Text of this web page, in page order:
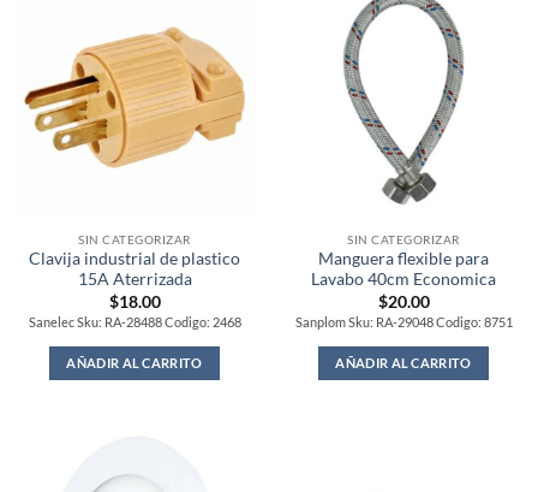
SIN CATEGORIZAR
Clavija industrial de plastico
15A Aterrizada
$18.00
Sanelec Sku: RA-28488 Codigo: 2468
AÑADIR AL CARRITO
SIN CATEGORIZAR
Manguera flexible para
Lavabo 40cm Economica
$20.00
Sanplom Sku: RA-29048 Codigo: 8751
AÑADIR AL CARRITO